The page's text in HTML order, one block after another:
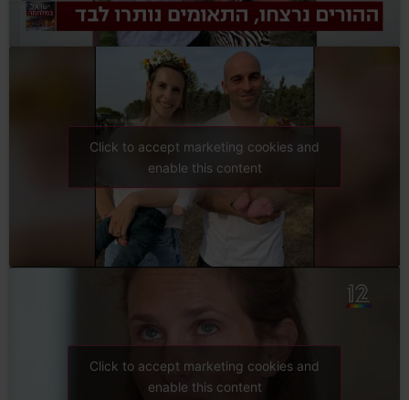
Click to accept marketing cookies and
enable this content
Click to accept marketing cookies and
enable this content